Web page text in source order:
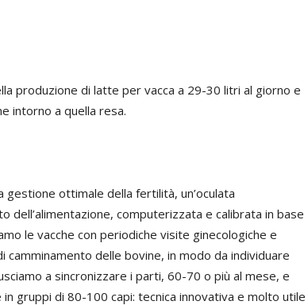
produzione di latte per vacca a 29-30 litri al giorno e
intorno a quella resa.
ottimale della fertilità, un’oculata
dell’alimentazione, computerizzata e calibrata in base
le vacche con periodiche visite ginecologiche e
delle bovine, in modo da individuare
a sincronizzare i parti, 60-70 o più al mese, e
gruppi di 80-100 capi: tecnica innovativa e molto utile